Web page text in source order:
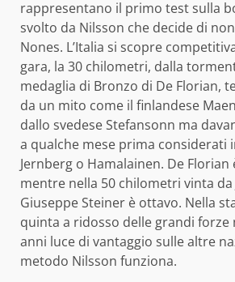
rappresentano il primo test sulla
svolto da Nilsson che decide di
Nones. L’Italia si scopre
gara, la 30 chilometri, dalla
medaglia di Bronzo di De Florian,
da un mito come il finlandese
dallo svedese Stefansonn ma
a qualche mese prima considerati
Jernberg o Hamalainen. De
mentre nella 50 chilometri vinta da
Giuseppe Steiner è ottavo. Nella
quinta a ridosso delle grandi forze
anni luce di vantaggio sulle altre
metodo Nilsson funziona.